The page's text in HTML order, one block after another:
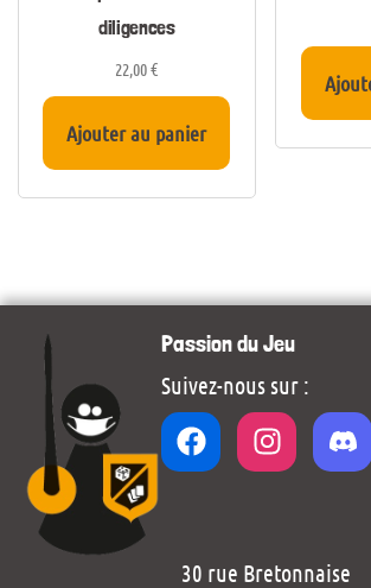
diligences
22,00€
Ajouter au panier
Passion du Jeu
Suivez-nous sur :
30 rue Bretonnaise